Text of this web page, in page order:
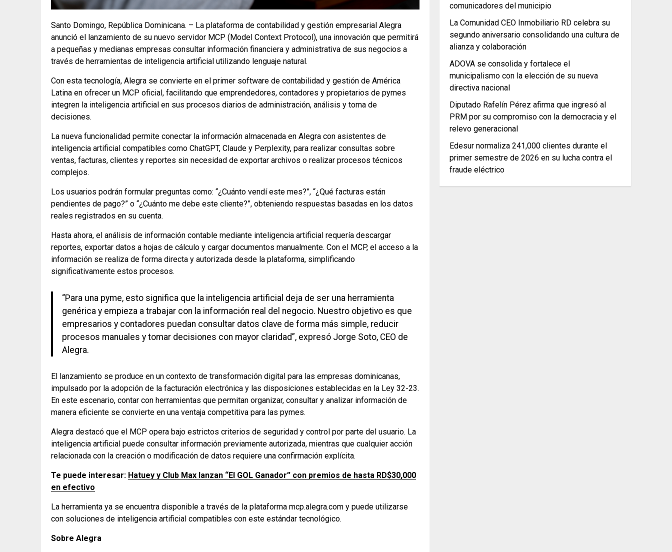
Santo Domingo, República Dominicana. – La plataforma de contabilidad y gestión empresarial Alegra
anunció el lanzamiento de su nuevo servidor MCP (Model Context Protocol), una innovación que permitirá
a pequeñas y medianas empresas consultar información financiera y administrativa de sus negocios a
través de herramientas de inteligencia artificial utilizando lenguaje natural.
Con esta tecnología, Alegra se convierte en el primer software de contabilidad y gestión de América
Latina en ofrecer un MCP oficial, facilitando que emprendedores, contadores y propietarios de pymes
integren la inteligencia artificial en sus procesos diarios de administración, análisis y toma de
decisiones.
La nueva funcionalidad permite conectar la información almacenada en Alegra con asistentes de
inteligencia artificial compatibles como ChatGPT, Claude y Perplexity, para realizar consultas sobre
ventas, facturas, clientes y reportes sin necesidad de exportar archivos o realizar procesos técnicos
complejos.
Los usuarios podrán formular preguntas como: “¿Cuánto vendí este mes?”, “¿Qué facturas están
pendientes de pago?” o “¿Cuánto me debe este cliente?”, obteniendo respuestas basadas en los datos
reales registrados en su cuenta.
Hasta ahora, el análisis de información contable mediante inteligencia artificial requería descargar
reportes, exportar datos a hojas de cálculo y cargar documentos manualmente. Con el MCP, el acceso a la
información se realiza de forma directa y autorizada desde la plataforma, simplificando
significativamente estos procesos.
“Para una pyme, esto significa que la inteligencia artificial deja de ser una herramienta
genérica y empieza a trabajar con la información real del negocio. Nuestro objetivo es que
empresarios y contadores puedan consultar datos clave de forma más simple, reducir
procesos manuales y tomar decisiones con mayor claridad”, expresó Jorge Soto, CEO de
Alegra.
El lanzamiento se produce en un contexto de transformación digital para las empresas dominicanas,
impulsado por la adopción de la facturación electrónica y las disposiciones establecidas en la Ley 32-23.
En este escenario, contar con herramientas que permitan organizar, consultar y analizar información de
manera eficiente se convierte en una ventaja competitiva para las pymes.
Alegra destacó que el MCP opera bajo estrictos criterios de seguridad y control por parte del usuario. La
inteligencia artificial puede consultar información previamente autorizada, mientras que cualquier acción
relacionada con la creación o modificación de datos requiere una confirmación explícita.
Te puede interesar: Hatuey y Club Max lanzan “El GOL Ganador” con premios de hasta RD$30,000
en efectivo
La herramienta ya se encuentra disponible a través de la plataforma mcp.alegra.com y puede utilizarse
con soluciones de inteligencia artificial compatibles con este estándar tecnológico.
Sobre Alegra
comunicadores del municipio
La Comunidad CEO Inmobiliario RD celebra su
segundo aniversario consolidando una cultura de
alianza y colaboración
ADOVA se consolida y fortalece el
municipalismo con la elección de su nueva
directiva nacional
Diputado Rafelín Pérez afirma que ingresó al
PRM por su compromiso con la democracia y el
relevo generacional
Edesur normaliza 241,000 clientes durante el
primer semestre de 2026 en su lucha contra el
fraude eléctrico